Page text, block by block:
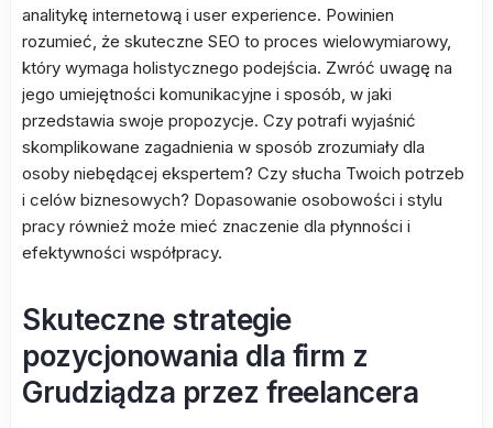
analitykę internetową i user experience. Powinien
rozumieć, że skuteczne SEO to proces wielowymiarowy,
który wymaga holistycznego podejścia. Zwróć uwagę na
jego umiejętności komunikacyjne i sposób, w jaki
przedstawia swoje propozycje. Czy potrafi wyjaśnić
skomplikowane zagadnienia w sposób zrozumiały dla
osoby niebędącej ekspertem? Czy słucha Twoich potrzeb
i celów biznesowych? Dopasowanie osobowości i stylu
pracy również może mieć znaczenie dla płynności i
efektywności współpracy.
Skuteczne strategie
pozycjonowania dla firm z
Grudziądza przez freelancera